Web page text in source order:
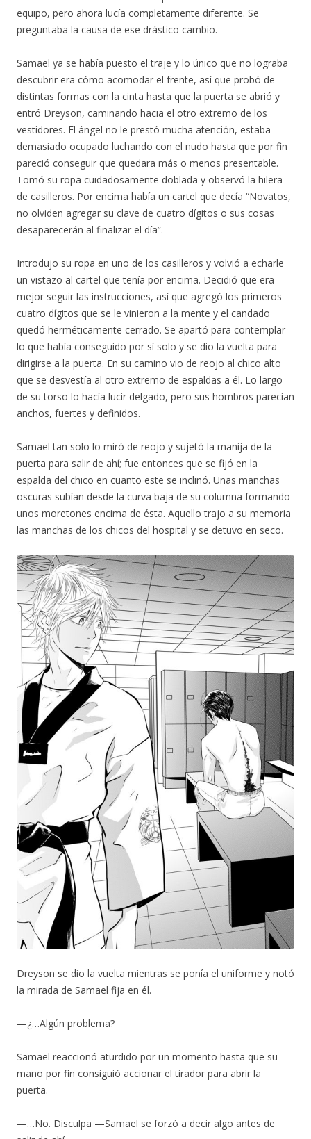
equipo, pero ahora lucía completamente diferente. Se
preguntaba la causa de ese drástico cambio.
Samael ya se había puesto el traje y lo único que no lograba
descubrir era cómo acomodar el frente, así que probó de
distintas formas con la cinta hasta que la puerta se abrió y
entró Dreyson, caminando hacia el otro extremo de los
vestidores. El ángel no le prestó mucha atención, estaba
demasiado ocupado luchando con el nudo hasta que por fin
pareció conseguir que quedara más o menos presentable.
Tomó su ropa cuidadosamente doblada y observó la hilera
de casilleros. Por encima había un cartel que decía “Novatos,
no olviden agregar su clave de cuatro dígitos o sus cosas
desaparecerán al finalizar el día”.
Introdujo su ropa en uno de los casilleros y volvió a echarle
un vistazo al cartel que tenía por encima. Decidió que era
mejor seguir las instrucciones, así que agregó los primeros
cuatro dígitos que se le vinieron a la mente y el candado
quedó herméticamente cerrado. Se apartó para contemplar
lo que había conseguido por sí solo y se dio la vuelta para
dirigirse a la puerta. En su camino vio de reojo al chico alto
que se desvestía al otro extremo de espaldas a él. Lo largo
de su torso lo hacía lucir delgado, pero sus hombros parecían
anchos, fuertes y definidos.
Samael tan solo lo miró de reojo y sujetó la manija de la
puerta para salir de ahí; fue entonces que se fijó en la
espalda del chico en cuanto este se inclinó. Unas manchas
oscuras subían desde la curva baja de su columna formando
unos moretones encima de ésta. Aquello trajo a su memoria
las manchas de los chicos del hospital y se detuvo en seco.
Dreyson se dio la vuelta mientras se ponía el uniforme y notó
la mirada de Samael fija en él.
—¿…Algún problema?
Samael reaccionó aturdido por un momento hasta que su
mano por fin consiguió accionar el tirador para abrir la
puerta.
—…No. Disculpa —Samael se forzó a decir algo antes de